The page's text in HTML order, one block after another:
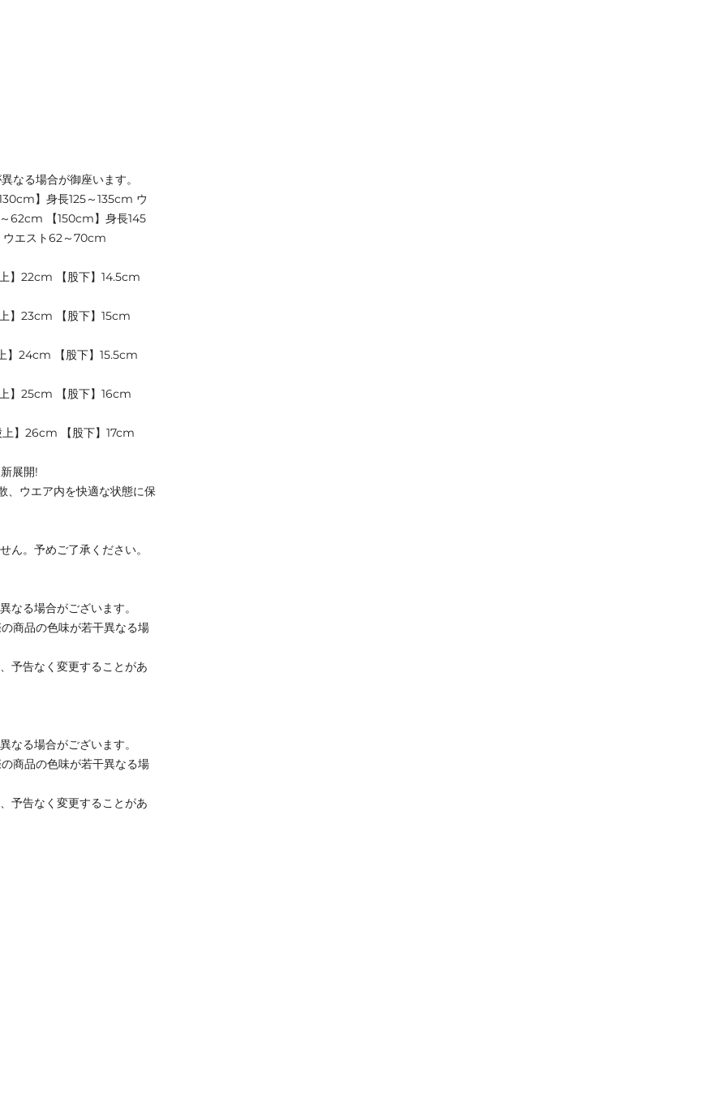
なる場合が御座います。
】身長125～135cm ウ
62cm 【150cm】身長145
エスト62～70cm
】22cm 【股下】14.5cm
】23cm 【股下】15cm
】24cm 【股下】15.5cm
】25cm 【股下】16cm
】26cm 【股下】17cm
展開!
、ウエア内を快適な状態に保
。予めご了承ください。
る場合がございます。
商品の色味が若干異なる場
予告なく変更することがあ
る場合がございます。
商品の色味が若干異なる場
予告なく変更することがあ